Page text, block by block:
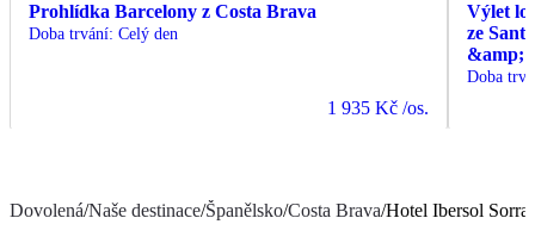
Prohlídka Barcelony z Costa Brava
Doba trvání: Celý den
1 935 Kč /os.
Výlet
ze
&amp;
Doba
Dovolená/Naše destinace/Španělsko/Costa Brava/Hotel Ibersol Sorra